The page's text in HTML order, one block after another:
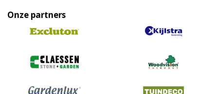
Onze partners